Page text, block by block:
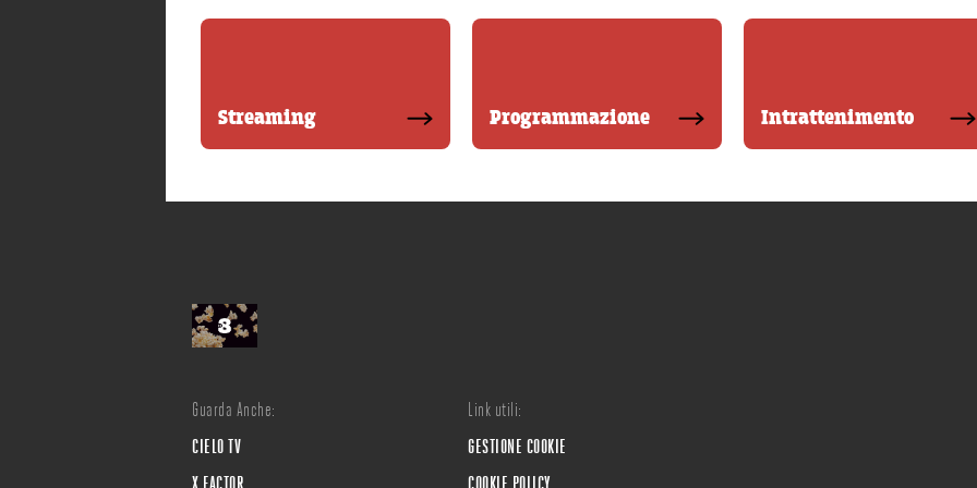
Streaming Programmazione Intrattenimento
Guarda Anche:
CIELO TV
X FACTOR
Link utili:
GESTIONE COOKIE
COOKIE POLICY